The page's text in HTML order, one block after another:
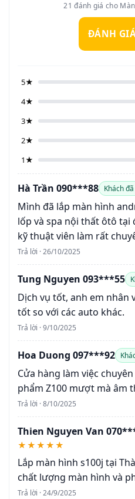
21 đánh giá cho
ĐÁNH
5★
4★
3★
2★
1★
Hà Trần 090***88 Khách
Mình đã lắp màn hình
lốp và spa nội thất ôtô tại
kỹ thuật viên làm rất
Trả lời · 26/10/2025
Tung Nguyen 093***55
Dịch vụ tốt, anh em nhân
tốt so với các auto khác.
Trả lời · 9/10/2025
Hoa Duong 097***92
Cửa hàng làm việc
phẩm Z100 mượt mà âm
Trả lời · 8/10/2025
Thien Nguyen Van
★★★★★
Lắp màn hình s100j tại
chất lượng màn hình và
Trả lời · 24/9/2025